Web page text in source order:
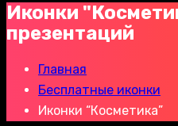
Иконки
презентаций
Главная
Бесплатные иконки
Иконки “Косметика”